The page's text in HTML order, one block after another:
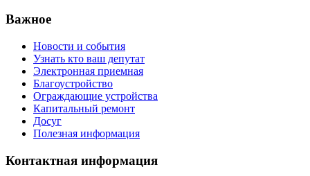
Важное
Новости и события
Узнать кто ваш депутат
Электронная приемная
Благоустройство
Ограждающие устройства
Капитальный ремонт
Досуг
Полезная информация
Контактная информация